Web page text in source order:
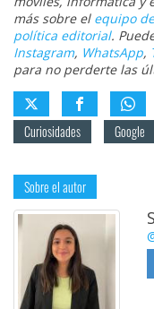
más sobre el equipo
política editorial.
Instagram, WhatsApp,
para no perderte las
Curiosidades
Google
Sobre el autor